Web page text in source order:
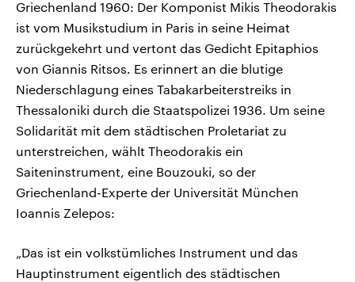
Griechenland 1960: Der Komponist Mikis Theodorakis
ist vom Musikstudium in Paris in seine Heimat
zurückgekehrt und vertont das Gedicht Epitaphios
von Giannis Ritsos. Es erinnert an die blutige
Niederschlagung eines Tabakarbeiterstreiks in
Thessaloniki durch die Staatspolizei 1936. Um seine
Solidarität mit dem städtischen Proletariat zu
unterstreichen, wählt Theodorakis ein
Saiteninstrument, eine Bouzouki, so der
Griechenland-Experte der Universität München
Ioannis Zelepos:
„Das ist ein volkstümliches Instrument und das
Hauptinstrument eigentlich des städtischen